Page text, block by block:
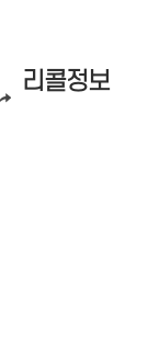
리콜정보